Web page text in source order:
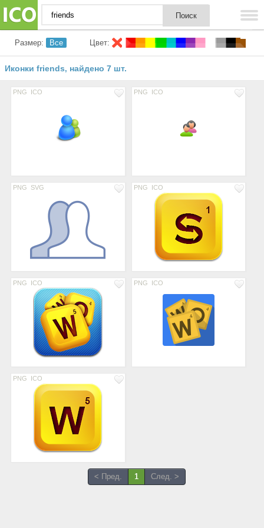
Размер: Все Цвет:
Иконки friends, найдено 7 шт.
PNG ICO PNG ICO
PNG SVG PNG ICO
PNG ICO PNG ICO
PNG ICO
< Пред. 1 След. >